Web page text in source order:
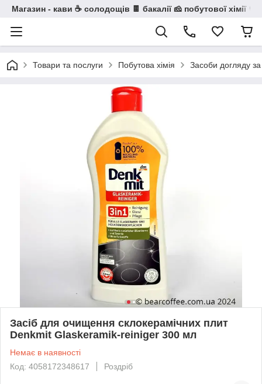
Магазин - кави ☕ солодощів 🍫 бакалії 🧀 побутової хімії 🧼
Товари та послуги Побутова хімія Засоби догляду
Засіб для очищення склокерамічних плит
Denkmit Glaskeramik-reiniger 300 мл
Немає в наявності
Код: 4058172348617
Роздріб